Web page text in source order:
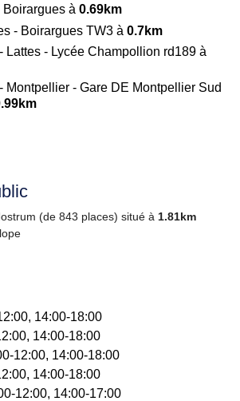
Boirargues à0.69km
- Boirargues TW3 à 0.7km
- Lattes - Lycée Champollion rd189 à
- Montpellier - Gare DE Montpellier Sud
(de 843 places) situé à 1.81km
14:00-18:00
14:00-18:00
12:00, 14:00-18:00
14:00-18:00
12:00, 14:00-17:00